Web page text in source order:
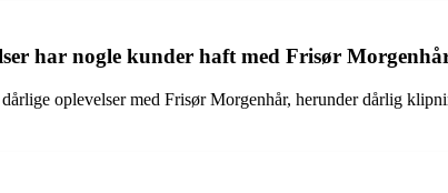
har nogle kunder haft med Frisør
oplevelser med Frisør Morgenhår, herunder dårlig